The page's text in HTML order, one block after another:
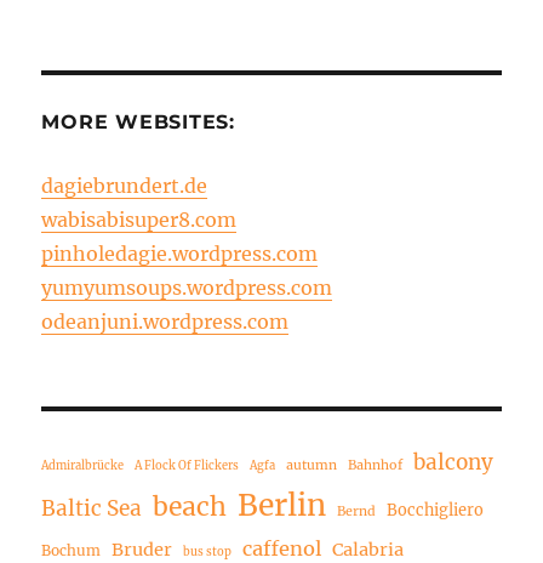
MORE WEBSITES:
dagiebrundert.de
wabisabisuper8.com
pinholedagie.wordpress.com
yumyumsoups.wordpress.com
odeanjuni.wordpress.com
Admiralbrücke A Flock Of Flickers Agfa autumn Bahnhof
balcony
Baltic Sea beach Berlin Bernd Bocchigliero
Bochum Bruder bus stop caffenol Calabria